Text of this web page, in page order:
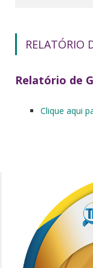
RELATÓRIO
Relatório de
Clique aqui